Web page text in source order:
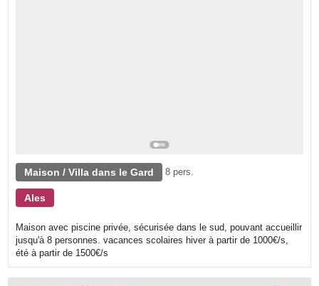
Maison / Villa dans le Gard 8 pers.
Ales
Maison avec piscine privée, sécurisée dans le sud, pouvant accueillir
jusqu'à 8 personnes. vacances scolaires hiver à partir de 1000€/s,
été à partir de 1500€/s